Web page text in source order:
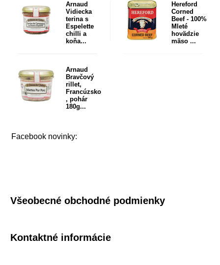
Arnaud
Vidiecka
terina s
Espelette
chilli a
koňa...
Hereford
Corned
Beef - 100%
Mleté
hovädzie
mäso ...
Arnaud
Bravčový
rillet,
Francúzsko
, pohár
180g...
Facebook novinky:
Všeobecné obchodné podmienky
Kontaktné informácie